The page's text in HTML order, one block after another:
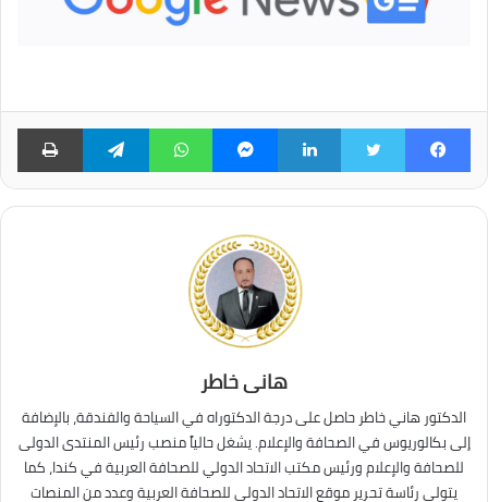
فيسبوك لينكدإن ماسنجر واتساب تيلقرام
هانى خاطر
الدكتور هاني خاطر حاصل على درجة الدكتوراه في السياحة والفندقة، بالإضافة
إلى بكالوريوس في الصحافة والإعلام. يشغل حالياً منصب رئيس المنتدى الدولى
للصحافة والإعلام ورئيس مكتب الاتحاد الدولي للصحافة العربية في كندا، كما
يتولى رئاسة تحرير موقع الاتحاد الدولي للصحافة العربية وعدد من المنصات